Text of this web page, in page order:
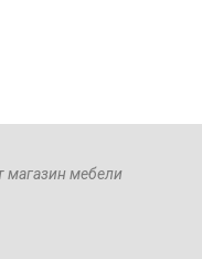
магазин мебели